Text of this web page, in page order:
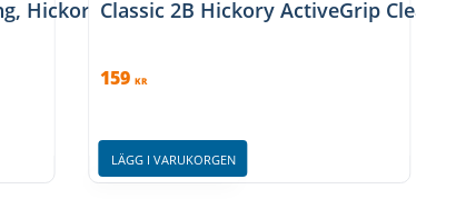
Hickory, Acorn tip, RBH580LAW
Classic 2B Hickory ActiveGrip Clear,
159 KR
LÄGG I VARUKORGEN